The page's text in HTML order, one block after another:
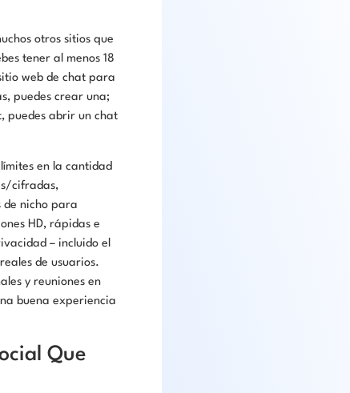
otros sitios que
tener al menos 18
web de chat para
puedes crear una;
puedes abrir un chat
en la cantidad
cifradas,
de nicho para
HD, rápidas e
– incluido el
de usuarios.
y reuniones en
buena experiencia
Que